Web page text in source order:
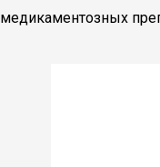
медикаментозных